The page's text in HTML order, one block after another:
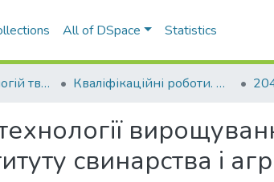
All of DSpace Statistics
Факультет технологій тваринництва та продовольства Кваліфікаційні роботи. Факультет технологій тваринництва та продовольства
свинарства і